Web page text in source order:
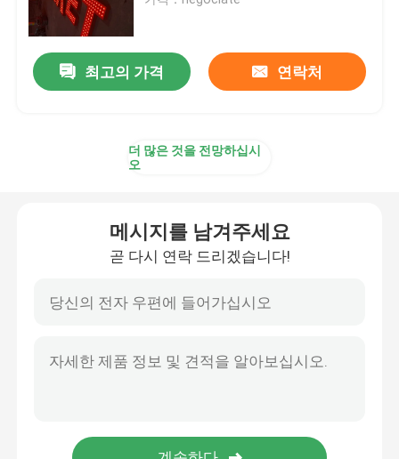
주도하는 네온 사인
레스토랑 부호 보드
최고의 가격 연락처
더 많은 것을 전망하십시
오
메시지를 남겨주세요
곧 다시 연락 드리겠습니다!